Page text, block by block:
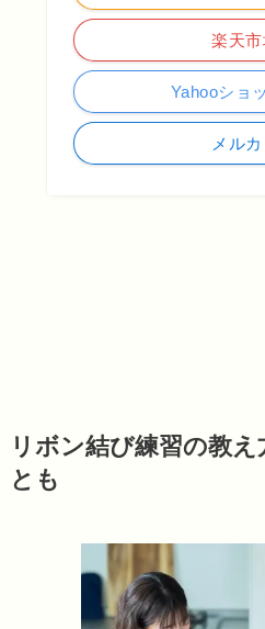
楽天
Yahooショ
メルカ
リボン結び練習の教
とも